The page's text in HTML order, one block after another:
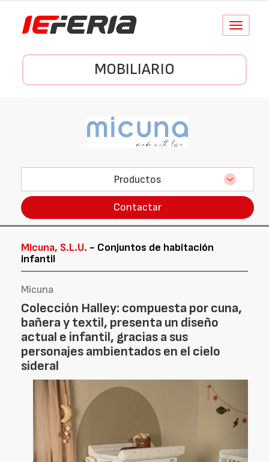
Conmutar
MOBILIARIO
Productos
Contactar
Micuna, S.L.U. - Conjuntos de habitación
infantil
Micuna
Colección Halley: compuesta por cuna,
bañera y textil, presenta un diseño
actual e infantil, gracias a sus
personajes ambientados en el cielo
sideral
Foto
Anterior